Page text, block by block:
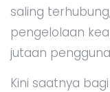
saling
pengelolaan
jutaan
Kini saatnya